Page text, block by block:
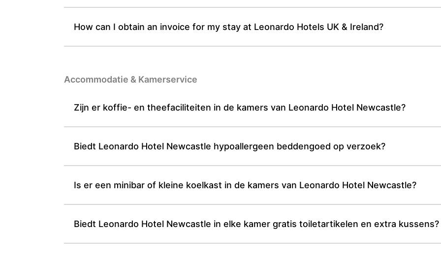
How can I obtain an invoice for my stay at Leonardo Hotels UK & Ireland?
Accommodatie & Kamerservice
Zijn er koffie- en theefaciliteiten in de kamers van Leonardo Hotel Newcastle?
Biedt Leonardo Hotel Newcastle hypoallergeen beddengoed op verzoek?
Is er een minibar of kleine koelkast in de kamers van Leonardo Hotel Newcastle?
Biedt Leonardo Hotel Newcastle in elke kamer gratis toiletartikelen en extra kussens?